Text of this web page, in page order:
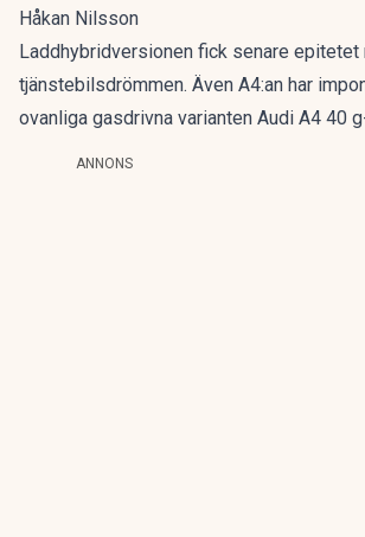
Håkan Nilsson
Laddhybridversionen fick senare epitetet
tjänstebilsdrömmen. Även A4:an har
ovanliga gasdrivna varianten Audi A4 40
ANNONS